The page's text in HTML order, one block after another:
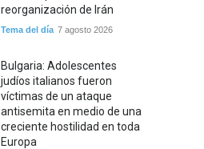
reorganización de Irán
Tema del día 7 agosto 2026
Bulgaria: Adolescentes
judíos italianos fueron
víctimas de un ataque
antisemita en medio de una
creciente hostilidad en toda
Europa